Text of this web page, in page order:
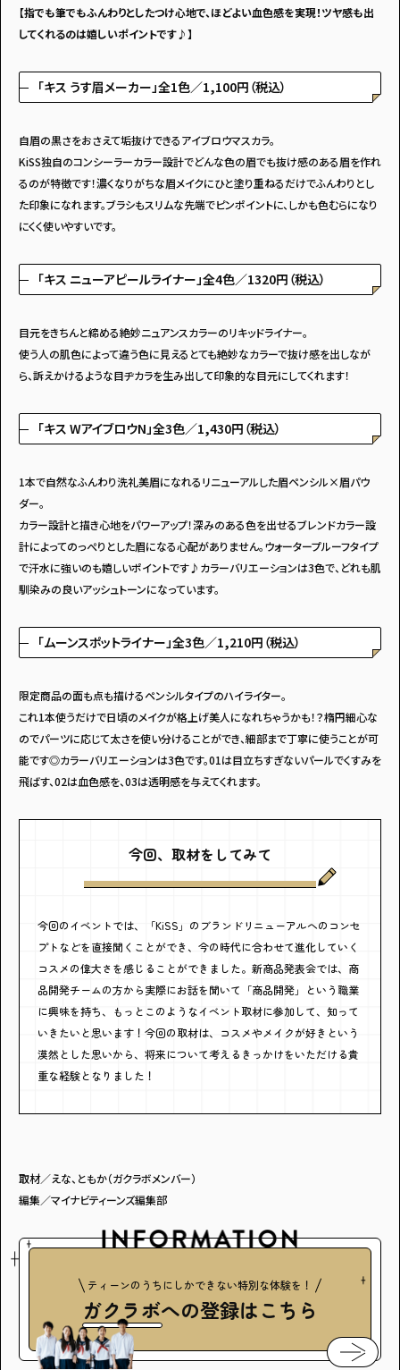
【指でも筆でもふんわりとしたつけ心地で、ほどよい血色感を実現！ツヤ感も出
してくれるのは嬉しいポイントです♪】
「キス うす眉メーカー」全1色／1,100円（税込）
自眉の黒さをおさえて垢抜けできるアイブロウマスカラ。
KiSS独自のコンシーラーカラー設計でどんな色の眉でも抜け感のある眉を作れ
るのが特徴です！濃くなりがちな眉メイクにひと塗り重ねるだけでふんわりとし
た印象になれます。ブラシもスリムな先端でピンポイントに、しかも色むらになり
にくく使いやすいです。
「キス ニューアピールライナー」全4色／1320円（税込）
目元をきちんと締める絶妙ニュアンスカラーのリキッドライナー。
使う人の肌色によって違う色に見えるとても絶妙なカラーで抜け感を出しなが
ら、訴えかけるような目ヂカラを生み出して印象的な目元にしてくれます！
「キス WアイブロウN」全3色／1,430円（税込）
1本で自然なふんわり洗礼美眉になれるリニューアルした眉ペンシル×眉パウ
ダー。
カラー設計と描き心地をパワーアップ！深みのある色を出せるブレンドカラー設
計によってのっぺりとした眉になる心配がありません。ウォータープルーフタイプ
で汗水に強いのも嬉しいポイントです♪カラーバリエーションは3色で、どれも肌
馴染みの良いアッシュトーンになっています。
「ムーンスポットライナー」全3色／1,210円（税込）
限定商品の面も点も描けるペンシルタイプのハイライター。
これ1本使うだけで日頃のメイクが格上げ美人になれちゃうかも！？楕円細心な
のでパーツに応じて太さを使い分けることができ、細部まで丁寧に使うことが可
能です◎カラーバリエーションは3色です。01は目立ちすぎないパールでくすみを
飛ばす、02は血色感を、03は透明感を与えてくれます。
今回、取材をしてみて
今回のイベントでは、「KiSS」のブランドリニューアルへのコンセ
プトなどを直接聞くことができ、今の時代に合わせて進化していく
コスメの偉大さを感じることができました。新商品発表会では、商
品開発チームの方から実際にお話を聞いて「商品開発」という職業
に興味を持ち、もっとこのようなイベント取材に参加して、知って
いきたいと思います！今回の取材は、コスメやメイクが好きという
漠然とした思いから、将来について考えるきっかけをいただける貴
重な経験となりました！
取材／えな、ともか（ガクラボメンバー）
編集／マイナビティーンズ編集部
ティーンのうちにしかできない特別な体験を！
ガクラボへの登録はこちら